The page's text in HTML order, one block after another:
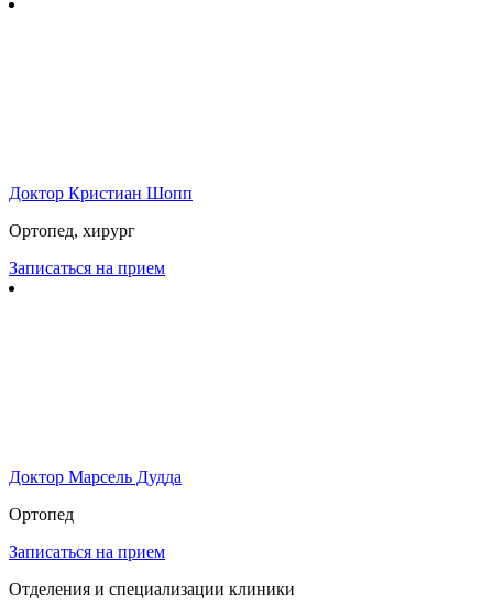
Доктор Кристиан Шопп
Ортопед, хирург
Записаться на прием
Доктор Марсель Дудда
Ортопед
Записаться на прием
Отделения и специализации клиники